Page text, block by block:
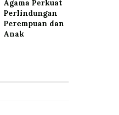
Agama Perkuat
Perlindungan
Perempuan dan
Anak